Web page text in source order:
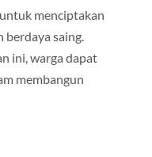
menciptakan
berdaya saing.
ini, warga dapat
membangun